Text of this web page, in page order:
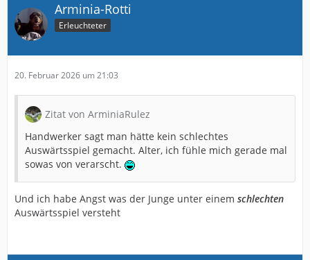
Arminia-Rotti
Erleuchteter
20. Februar 2026 um 21:03
Zitat von ArminiaRulez
Handwerker sagt man hätte kein schlechtes
Auswärtsspiel gemacht. Alter, ich fühle mich gerade mal
sowas von verarscht.
Und ich habe Angst was der Junge unter einem schlechten
Auswärtsspiel versteht